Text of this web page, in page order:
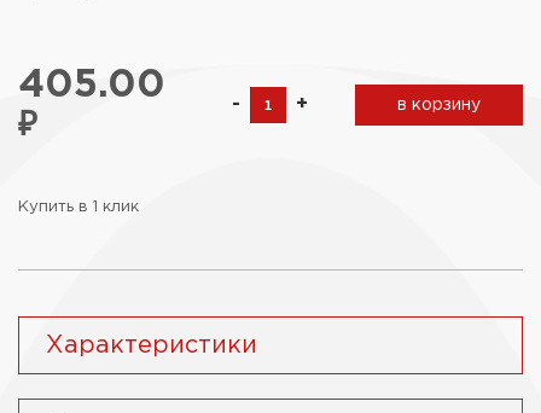
405.00
₽
- + в корзину
Купить в 1 клик
Характеристики